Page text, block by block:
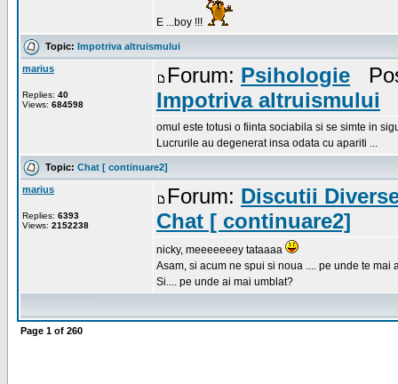
E ...boy !!!
Topic: Impotriva altruismului
marius
Replies: 40
Views: 684598
Forum: Psihologie
Impotriva altruismului
omul este totusi o fiinta sociabila si se simte in
Lucrurile au degenerat insa odata cu apariti ...
Topic: Chat [ continuare2]
marius
Replies: 6393
Views: 2152238
Forum: Discutii
Chat [ continuare2]
nicky, meeeeeeey tataaaa
Asam, si acum ne spui si noua .... pe unde te mai
Si.... pe unde ai mai umblat?
Page 1 of 260